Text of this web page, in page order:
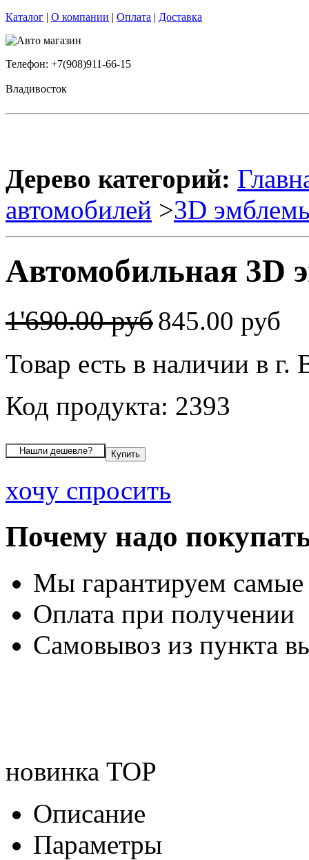
Каталог | О компании | Оплата | Доставка
Телефон: +7(908)911-66-15
Владивосток
Дерево категорий:
автомобилей >3D
Автомобильная 3D
1'690.00 руб845.00 руб
Товар есть в наличии в г.
Код продукта: 2393
хочу спросить
Почему надо
Мы гарантируем
Оплата при получении
Самовывоз из пункта
новинка TOP
Описание
Параметры